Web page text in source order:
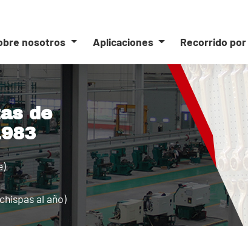
nosotros Aplicaciones Recorrido
de
al año)